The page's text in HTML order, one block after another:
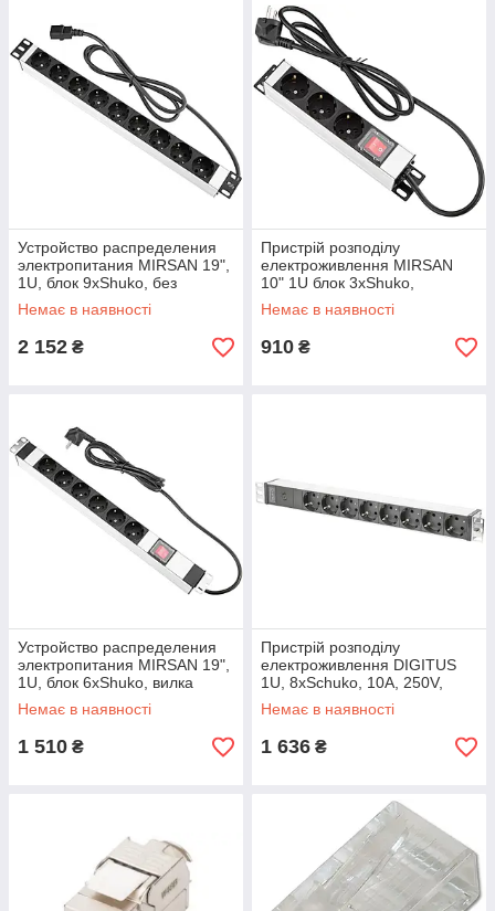
Устройство распределения
электропитания MIRSAN 19",
1U, блок 9хShuko, без
выключателя, вилка С14
(MR.PRZ1U9SC.C14PLG)
Немає в наявності
2 152 ₴
Пристрій розподілу
електроживлення MIRSAN
10" 1U блок 3хShuko,
алюмінієвий корпус, 1.5м
(MR.10PRZ1U3O.SC.01)
Немає в наявності
910 ₴
Устройство распределения
электропитания MIRSAN 19",
1U, блок 6хShuko, вилка
Shuko, кабель 1.8м
(MR.PRZ1U6O.SC)
Немає в наявності
1 510 ₴
Пристрій розподілу
електроживлення DIGITUS
1U, 8xSchuko, 10A, 250V,
запобіжник, вилка C14 (DN-
95410)
Немає в наявності
1 636 ₴